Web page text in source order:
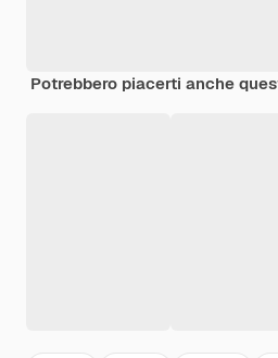
Potrebbero piacerti anche